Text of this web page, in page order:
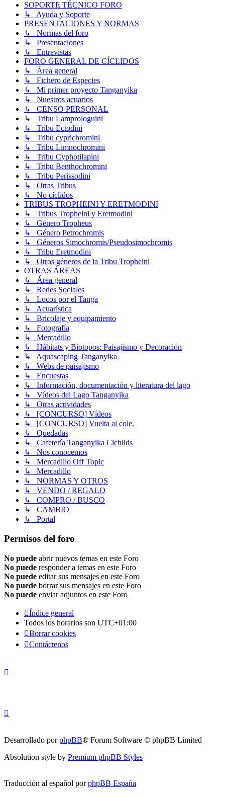
SOPORTE TÉCNICO FORO
↳ Ayuda y Soporte
PRESENTACIONES Y NORMAS
↳ Normas del foro
↳ Presentaciones
↳ Entrevistas
FORO GENERAL DE CÍCLIDOS
↳ Área general
↳ Fichero de Especies
↳ Mi primer proyecto Tanganyika
↳ Nuestros acuarios
↳ CENSO PERSONAL
↳ Tribu Lamprologuini
↳ Tribu Ectodini
↳ Tribu cyprichromini
↳ Tribu Limnochromini
↳ Tribu Cyphotilapini
↳ Tribu Benthochromini
↳ Tribu Perissodini
↳ Otras Tribus
↳ No cíclidos
TRIBUS TROPHEINI Y ERETMODINI
↳ Tribus Tropheini y Eretmodini
↳ Género Tropheus
↳ Género Petrochromis
↳ Géneros Simochromis/Pseudosimochromis
↳ Tribu Eretmodini
↳ Otros géneros de la Tribu Tropheini
OTRAS ÁREAS
↳ Área general
↳ Redes Sociales
↳ Locos por el Tanga
↳ Acuarística
↳ Bricolaje y equipamiento
↳ Fotografía
↳ Mercadillo
↳ Hábitats y Biotopos: Paisajismo y Decoración
↳ Aquascaping Tanganyika
↳ Webs de paisajismo
↳ Encuestas
↳ Información, documentación y literatura del lago
↳ Vídeos del Lago Tanganyika
↳ Otras actividades
↳ [CONCURSO] Vídeos
↳ [CONCURSO] Vuelta al cole.
↳ Quedadas
↳ Cafetería Tanganyika Cichlids
↳ Nos conocemos
↳ Mercadillo Off Topic
↳ Mercadillo
↳ NORMAS Y OTROS
↳ VENDO / REGALO
↳ COMPRO / BUSCO
↳ CAMBIO
↳ Portal
Permisos del foro
No puede abrir nuevos temas en este Foro
No puede responder a temas en este Foro
No puede editar sus mensajes en este Foro
No puede borrar sus mensajes en este Foro
No puede enviar adjuntos en este Foro
Índice general
Todos los horarios son UTC+01:00
Borrar cookies
Contáctenos
Desarrollado porphpBB® Forum Software © phpBB Limited
Absolution style by Premium phpBB Styles
Traducción al español porphpBB España